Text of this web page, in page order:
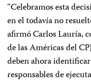
“Celebramos esta
en el todavía no
afirmó Carlos Lauría,
de las Américas del
deben ahora
responsables de